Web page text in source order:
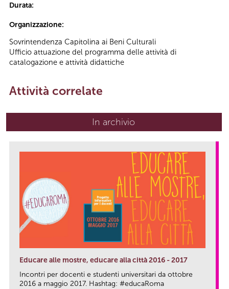
Durata:
Organizzazione:
Sovrintendenza Capitolina ai Beni Culturali
Ufficio attuazione del programma delle attività di
catalogazione e attività didattiche
Attività correlate
In archivio
Educare alle mostre, educare alla città 2016 - 2017
Incontri per docenti e studenti universitari da ottobre
2016 a maggio 2017. Hashtag: #educaRoma